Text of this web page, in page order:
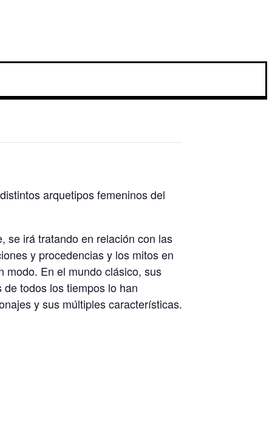
arquetipos femeninos del
se irá tratando en relación con las
y procedencias y los mitos en
modo. En el mundo clásico, sus
todos los tiempos lo han
y sus múltiples características.